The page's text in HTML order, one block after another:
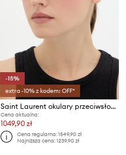
-15%
extra -10% z kodem: OFF*
Saint Laurent okulary przeciwsłoneczne
Cena aktualna:
1049,90 zł
Cena regularna:1549,90 zł
Najniższa cena:1239,90 zł